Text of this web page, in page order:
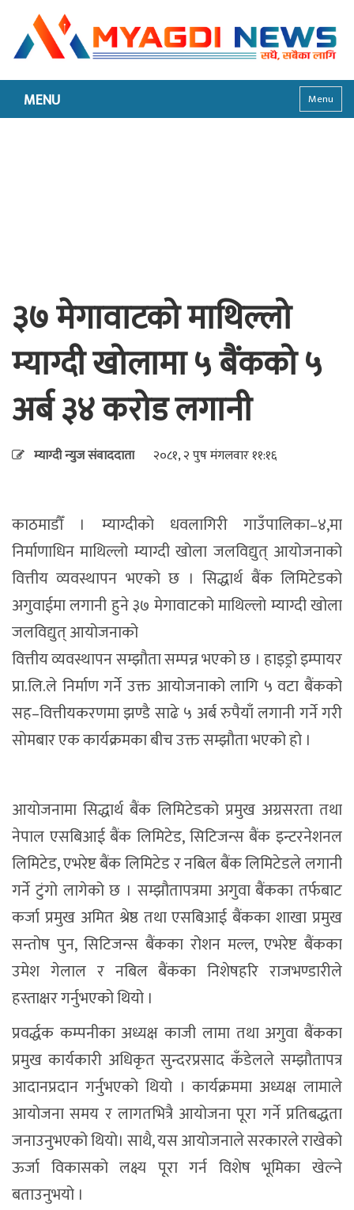
MENU Menu
३७ मेगावाटको माथिल्लो
म्याग्दी खोलामा ५ बैंकको ५
अर्ब ३४ करोड लगानी
म्याग्दी न्युज संवाददाता २०८१, २ पुष मंगलवार ११:१६
काठमाडौँ । म्याग्दीको धवलागिरी गाउँपालिका–४,मा
निर्माणाधिन माथिल्लो म्याग्दी खोला जलविद्युत् आयोजनाको
वित्तीय व्यवस्थापन भएको छ । सिद्धार्थ बैंक लिमिटेडको
अगुवाईमा लगानी हुने ३७ मेगावाटको माथिल्लो म्याग्दी खोला
जलविद्युत् आयोजनाको
वित्तीय व्यवस्थापन सम्झौता सम्पन्न भएको छ । हाइड्रो इम्पायर
प्रा.लि.ले निर्माण गर्ने उक्त आयोजनाको लागि ५ वटा बैंकको
सह–वित्तीयकरणमा झण्डै साढे ५ अर्ब रुपैयाँ लगानी गर्ने गरी
सोमबार एक कार्यक्रमका बीच उक्त सम्झौता भएको हो ।
आयोजनामा सिद्धार्थ बैंक लिमिटेडको प्रमुख अग्रसरता तथा
नेपाल एसबिआई बैंक लिमिटेड, सिटिजन्स बैंक इन्टरनेशनल
लिमिटेड, एभरेष्ट बैंक लिमिटेड र नबिल बैंक लिमिटेडले लगानी
गर्ने टुंगो लागेको छ । सम्झौतापत्रमा अगुवा बैंकका तर्फबाट
कर्जा प्रमुख अमित श्रेष्ठ तथा एसबिआई बैंकका शाखा प्रमुख
सन्तोष पुन, सिटिजन्स बैंकका रोशन मल्ल, एभरेष्ट बैंकका
उमेश गेलाल र नबिल बैंकका निशेषहरि राजभण्डारीले
हस्ताक्षर गर्नुभएको थियो ।
प्रवर्द्धक कम्पनीका अध्यक्ष काजी लामा तथा अगुवा बैंकका
प्रमुख कार्यकारी अधिकृत सुन्दरप्रसाद कँडेलले सम्झौतापत्र
आदानप्रदान गर्नुभएको थियो । कार्यक्रममा अध्यक्ष लामाले
आयोजना समय र लागतभित्रै आयोजना पूरा गर्ने प्रतिबद्धता
जनाउनुभएको थियो। साथै, यस आयोजनाले सरकारले राखेको
ऊर्जा विकासको लक्ष्य पूरा गर्न विशेष भूमिका खेल्ने
बताउनुभयो ।